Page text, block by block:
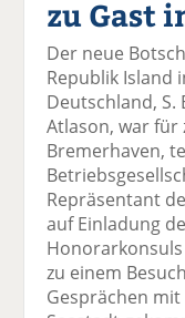
zu Gast
Der neue
Republik Island
Deutschland, S.
Atlason, war für
Bremerhaven,
Repräsentant
auf Einladung
zu einem
Gesprächen